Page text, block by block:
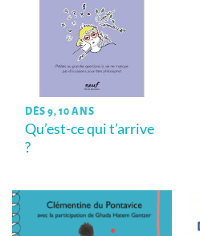
DÈS 9, 10 ANS
Qu’est-ce qui t’arrive
?